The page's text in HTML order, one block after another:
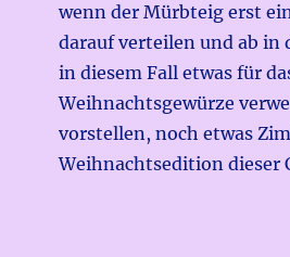
wenn der Mürbteig erst
darauf verteilen und ab in
in diesem Fall etwas für
Weihnachtsgewürze
vorstellen, noch etwas
Weihnachtsedition dieser